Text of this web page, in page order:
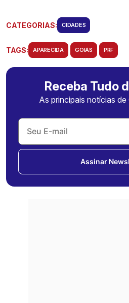
CATEGORIAS: CIDADES
TAGS: APARECIDA GOIÁS PRF
Receba Tudo
As principais notícias de
Assinar